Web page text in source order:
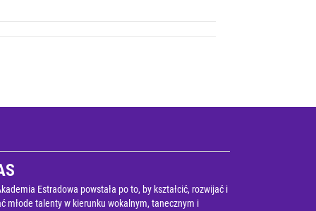
Estradowa powstała po to, by kształcić, rozwijać i
młode talenty w kierunku wokalnym, tanecznym i